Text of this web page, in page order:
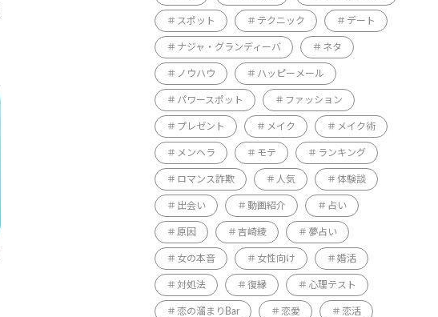
スポット テクニック デート
ナジャ・グランディーバ ネタ
ノウハウ ハッピーメール
パワースポット ファッション
プレゼント メイク メイク術
メンヘラ モテ ランキング
ロマンス詐欺 人気 体験談
出会い 動画紹介 占い
原因 吉崎綾 夢占い
女の本音 女性向け 婚活
対処法 復縁 心理テスト
恋の溜まりBar 恋愛 恋活